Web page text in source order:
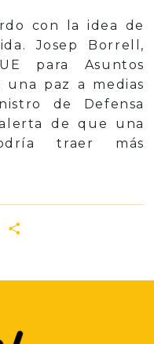
con la idea de
Josep Borrell,
para Asuntos
una paz a medias
de Defensa
de que una
traer más
Email